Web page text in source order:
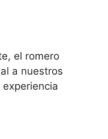
el romero
a nuestros